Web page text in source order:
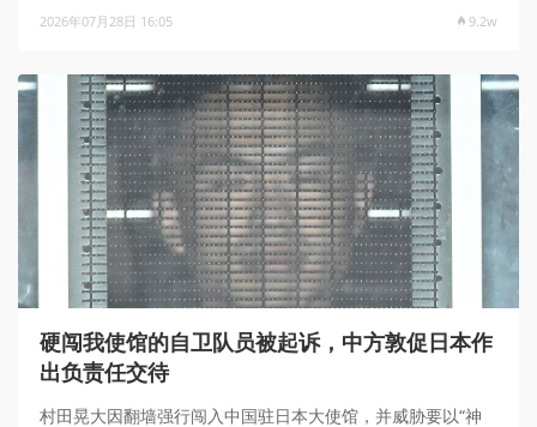
2026年07月28日 16:05 9.2w
硬闯我使馆的自卫队员被起诉，中方敦促日本作
出负责任交待
村田晃大因翻墙强行闯入中国驻日本大使馆，并威胁要以“神